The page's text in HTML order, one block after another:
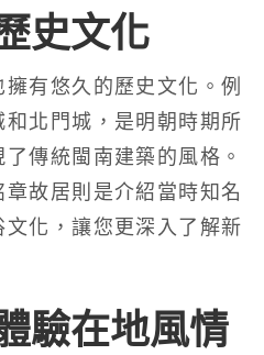
史文化
有悠久的歷史文化。例
北門城，是明朝時期所
傳統閩南建築的風格。
故居則是介紹當時知名
化，讓您更深入了解新
驗在地風情